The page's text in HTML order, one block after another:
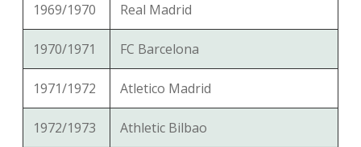
1969/1970 Real Madrid
1970/1971 FC Barcelona
1971/1972 Atletico Madrid
1972/1973 Athletic Bilbao